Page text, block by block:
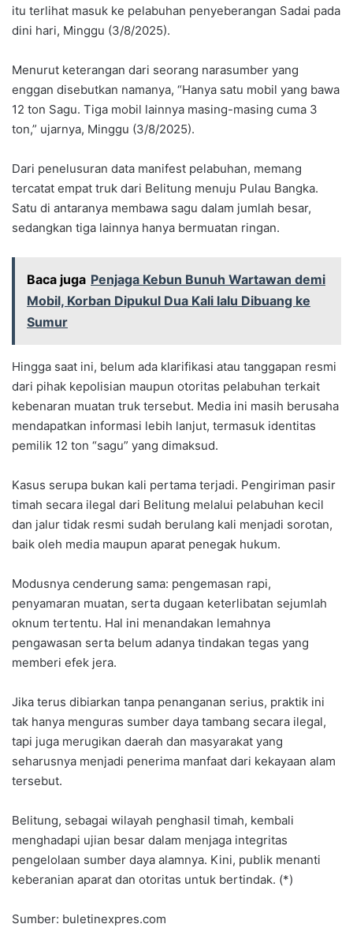
itu terlihat masuk ke pelabuhan penyeberangan Sadai pada
dini hari, Minggu (3/8/2025).
Menurut keterangan dari seorang narasumber yang
enggan disebutkan namanya, “Hanya satu mobil yang bawa
12 ton Sagu. Tiga mobil lainnya masing-masing cuma 3
ton,” ujarnya, Minggu (3/8/2025).
Dari penelusuran data manifest pelabuhan, memang
tercatat empat truk dari Belitung menuju Pulau Bangka.
Satu di antaranya membawa sagu dalam jumlah besar,
sedangkan tiga lainnya hanya bermuatan ringan.
Baca juga Penjaga Kebun Bunuh Wartawan demi
Mobil, Korban Dipukul Dua Kali lalu Dibuang ke
Sumur
Hingga saat ini, belum ada klarifikasi atau tanggapan resmi
dari pihak kepolisian maupun otoritas pelabuhan terkait
kebenaran muatan truk tersebut. Media ini masih berusaha
mendapatkan informasi lebih lanjut, termasuk identitas
pemilik 12 ton “sagu” yang dimaksud.
Kasus serupa bukan kali pertama terjadi. Pengiriman pasir
timah secara ilegal dari Belitung melalui pelabuhan kecil
dan jalur tidak resmi sudah berulang kali menjadi sorotan,
baik oleh media maupun aparat penegak hukum.
Modusnya cenderung sama: pengemasan rapi,
penyamaran muatan, serta dugaan keterlibatan sejumlah
oknum tertentu. Hal ini menandakan lemahnya
pengawasan serta belum adanya tindakan tegas yang
memberi efek jera.
Jika terus dibiarkan tanpa penanganan serius, praktik ini
tak hanya menguras sumber daya tambang secara ilegal,
tapi juga merugikan daerah dan masyarakat yang
seharusnya menjadi penerima manfaat dari kekayaan alam
tersebut.
Belitung, sebagai wilayah penghasil timah, kembali
menghadapi ujian besar dalam menjaga integritas
pengelolaan sumber daya alamnya. Kini, publik menanti
keberanian aparat dan otoritas untuk bertindak. (*)
Sumber: buletinexpres.com